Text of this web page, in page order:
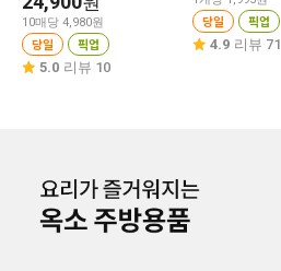
10매당 4,980원
당일 픽업
5.0 리뷰 10
당일 픽업
4.9 리뷰 71